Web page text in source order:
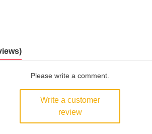
Please write a comment.
Write a customer
review